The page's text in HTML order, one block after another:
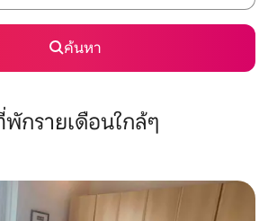
ค้นหา
กรายเดือนใกล้ๆ